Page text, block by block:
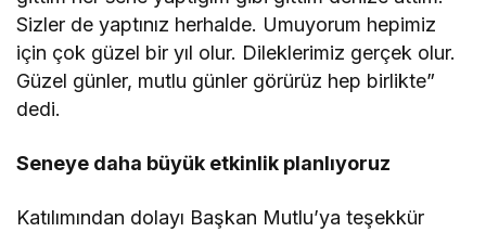
Sizler de yaptınız herhalde. Umuyorum hepimiz
için çok güzel bir yıl olur. Dileklerimiz gerçek olur.
Güzel günler, mutlu günler görürüz hep birlikte”
dedi.
Seneye daha büyük etkinlik planlıyoruz
Katılımından dolayı Başkan Mutlu’ya teşekkür